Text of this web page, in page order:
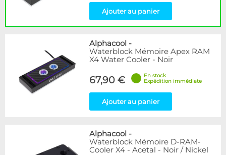
Ajouter au panier
Alphacool -
Waterblock Mémoire Apex RAM
X4 Water Cooler - Noir
67,90 €
En stock
Expédition immédiate
Ajouter au panier
Alphacool -
Waterblock Mémoire D-RAM-
Cooler X4 - Acetal - Noir / Nickel